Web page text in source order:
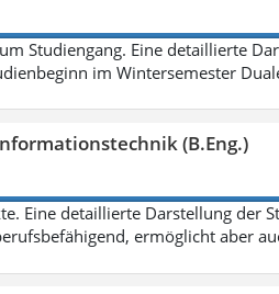
Studiengang. Eine detaillierte
im Wintersemester
(B.Eng.)
Eine detaillierte Darstellung der
ermöglicht aber